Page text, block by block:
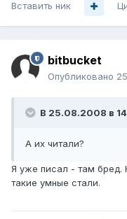
Вставить ник
bitbucket
Опубликовано
В 25.08.2008 в
А их читали?
Я уже писал - там бред.
такие умные стали.